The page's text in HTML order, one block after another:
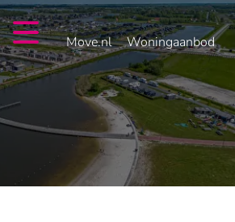
Move.nl
Woningaanbod